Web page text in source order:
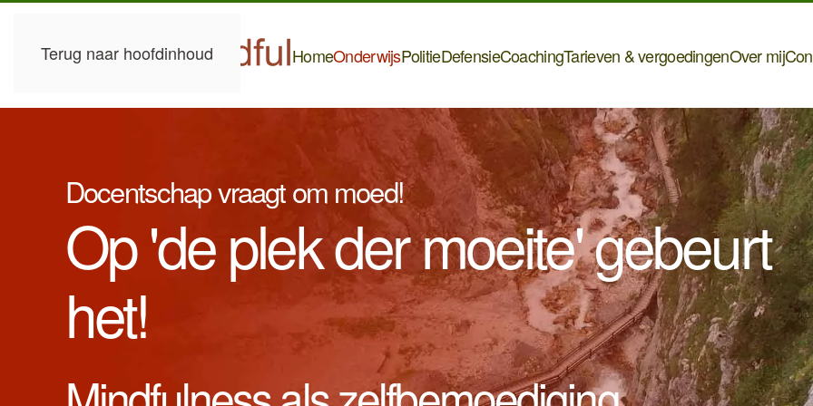
Terug naar hoofdinhoud HomeOnderwijsPolitieDefensieCoachingTarieven & vergoedingenOver mij
Docentschap vraagt om moed!
Op 'de plek der moeite' gebeurt
het!